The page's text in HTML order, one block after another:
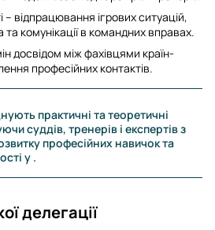
– відпрацювання ігрових ситуацій,
та комунікації в командних вправах.
досвідом між фахівцями країн-
професійних контактів.
практичні та теоретичні
суддів, тренерів і експертів з
професійних навичок та
у .
делегації